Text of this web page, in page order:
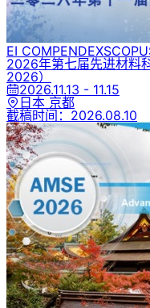
EI COMPENDEX
2026年第七届先进材料
2026）
2026.11.13 - 11.15
日本 京都
截稿时间： 2026.08.10